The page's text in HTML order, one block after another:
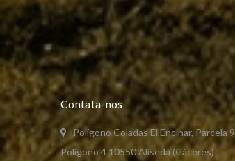
Contata-nos
Polígono Coladas El Encinar, Parcela 9
Polígono 4 10550 Aliseda (Cáceres)